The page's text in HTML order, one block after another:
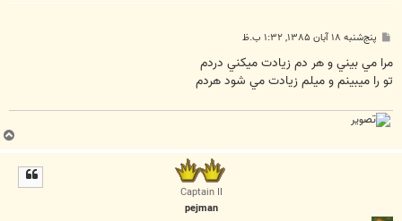
پ
ت
پنج‌شنبه ۱۸ آبان ۱۳۸۵, ۱:۳۲ ب.ظ
مرا مي بيني و هر دم زيادت ميکني دردم
تو را ميبينم و ميلم زيادت مي شود هردم
ب
ا
Captain II
pejman